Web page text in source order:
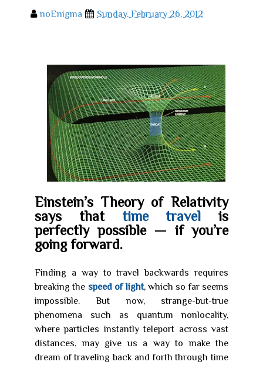
noEnigma Sunday, February 26, 2012
Einstein’s Theory of Relativity
says that time travel is
perfectly possible — if you’re
going forward.
Finding a way to travel backwards requires
breaking the speed of light, which so far seems
impossible. But now, strange-but-true
phenomena such as quantum nonlocality,
where particles instantly teleport across vast
distances, may give us a way to make the
dream of traveling back and forth through time